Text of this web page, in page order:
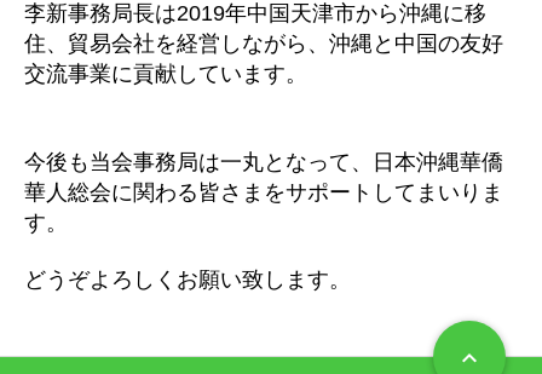
李新事務局長は2019年中国天津市から沖縄に移
住、貿易会社を経営しながら、沖縄と中国の友好
交流事業に貢献しています。
今後も当会事務局は一丸となって、日本沖縄華僑
華人総会に関わる皆さまをサポートしてまいりま
す。
どうぞよろしくお願い致します。
keyboard_arrow_up